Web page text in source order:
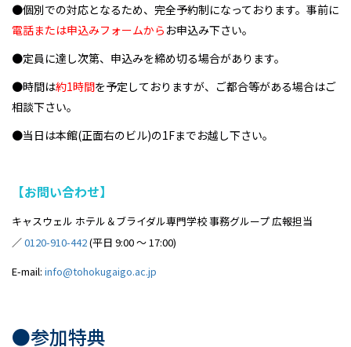
●個別での対応となるため、完全予約制になっております。事前に
電話または申込みフォームから お申込み下さい。
●定員に達し次第、申込みを締め切る場合があります。
●時間は約1時間を予定しておりますが、ご都合等がある場合はご
相談下さい。
●当日は本館(正面右のビル)の1Fまでお越し下さい。
【お問い合わせ】
キャスウェル ホテル＆ブライダル専門学校 事務グループ 広報担当
／0120-910-442(平日 9:00 ～ 17:00)
E-mail: info@tohokugaigo.ac.jp
●参加特典